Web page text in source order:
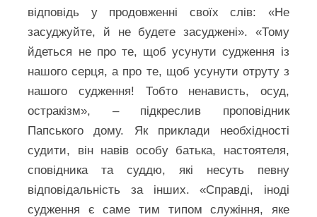
відповідь у продовженні своїх слів: «Не
засуджуйте, й не будете засуджені». «Тому
йдеться не про те, щоб усунути судження із
нашого серця, а про те, щоб усунути отруту з
нашого судження! Тобто ненависть, осуд,
остракізм», – підкреслив проповідник
Папського дому. Як приклади необхідності
судити, він навів особу батька, настоятеля,
сповідника та суддю, які несуть певну
відповідальність за інших. «Справді, іноді
судження є саме тим типом служіння, яке